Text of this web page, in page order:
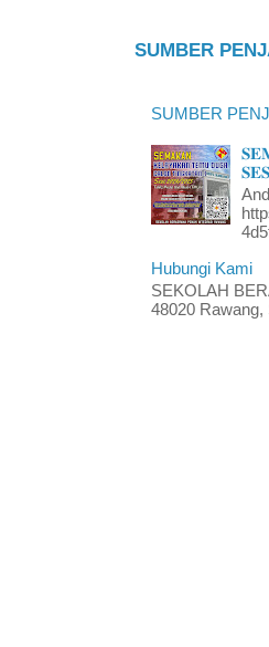
SUMBER
SUMBER
Hubungi Kami
SEKOLAH
48020 Rawang,